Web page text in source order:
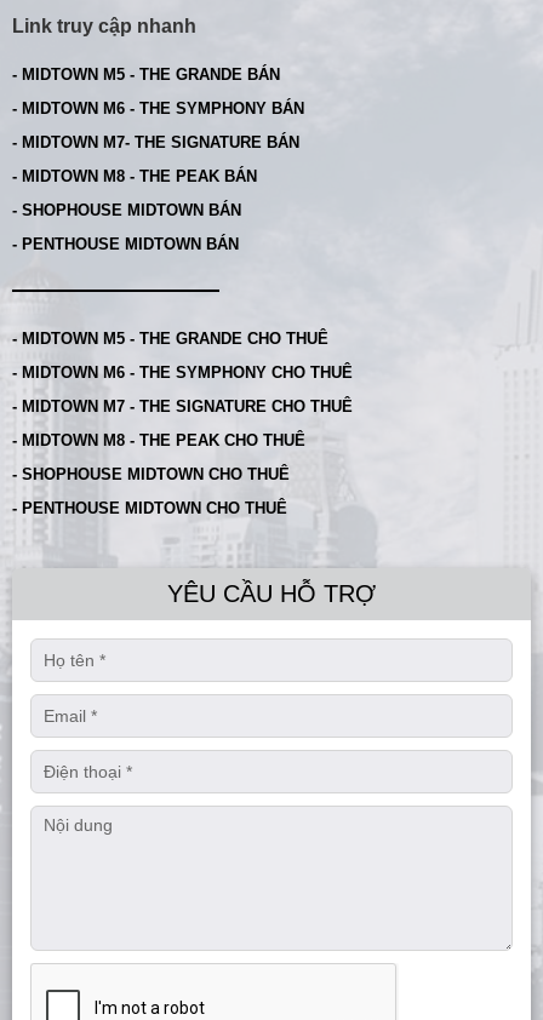
Link truy cập nhanh
- MIDTOWN M5 - THE GRANDE BÁN
- MIDTOWN M6 - THE SYMPHONY BÁN
- MIDTOWN M7- THE SIGNATURE BÁN
- MIDTOWN M8 - THE PEAK BÁN
- SHOPHOUSE MIDTOWN BÁN
- PENTHOUSE MIDTOWN BÁN
- MIDTOWN M5 - THE GRANDE CHO THUÊ
- MIDTOWN M6 - THE SYMPHONY CHO THUÊ
- MIDTOWN M7 - THE SIGNATURE CHO THUÊ
- MIDTOWN M8 - THE PEAK CHO THUÊ
- SHOPHOUSE MIDTOWN CHO THUÊ
- PENTHOUSE MIDTOWN CHO THUÊ
YÊU CẦU HỖ TRỢ